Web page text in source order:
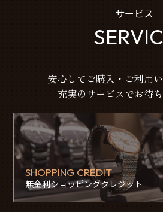
サービス
安心してご購入・ご利用
充実のサービスでお待
SHOPPING CREDIT
無金利ショッピングクレジット